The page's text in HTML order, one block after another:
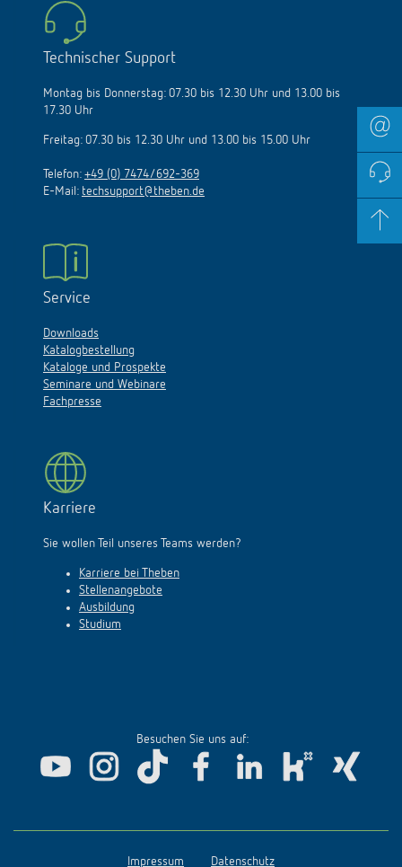
Technischer Support
Montag bis Donnerstag: 07.30 bis 12.30 Uhr und 13.00 bis
17.30 Uhr
Freitag: 07.30 bis 12.30 Uhr und 13.00 bis 15.00 Uhr
Telefon: +49 (0) 7474/692-369
E-Mail: techsupport@theben.de
Service
Downloads
Katalogbestellung
Kataloge und Prospekte
Seminare und Webinare
Fachpresse
Karriere
Sie wollen Teil unseres Teams werden?
Karriere bei Theben
Stellenangebote
Ausbildung
Studium
Besuchen Sie uns auf:
Impressum Datenschutz